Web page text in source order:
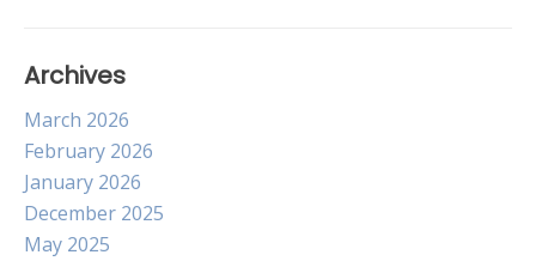
Archives
March 2026
February 2026
January 2026
December 2025
May 2025